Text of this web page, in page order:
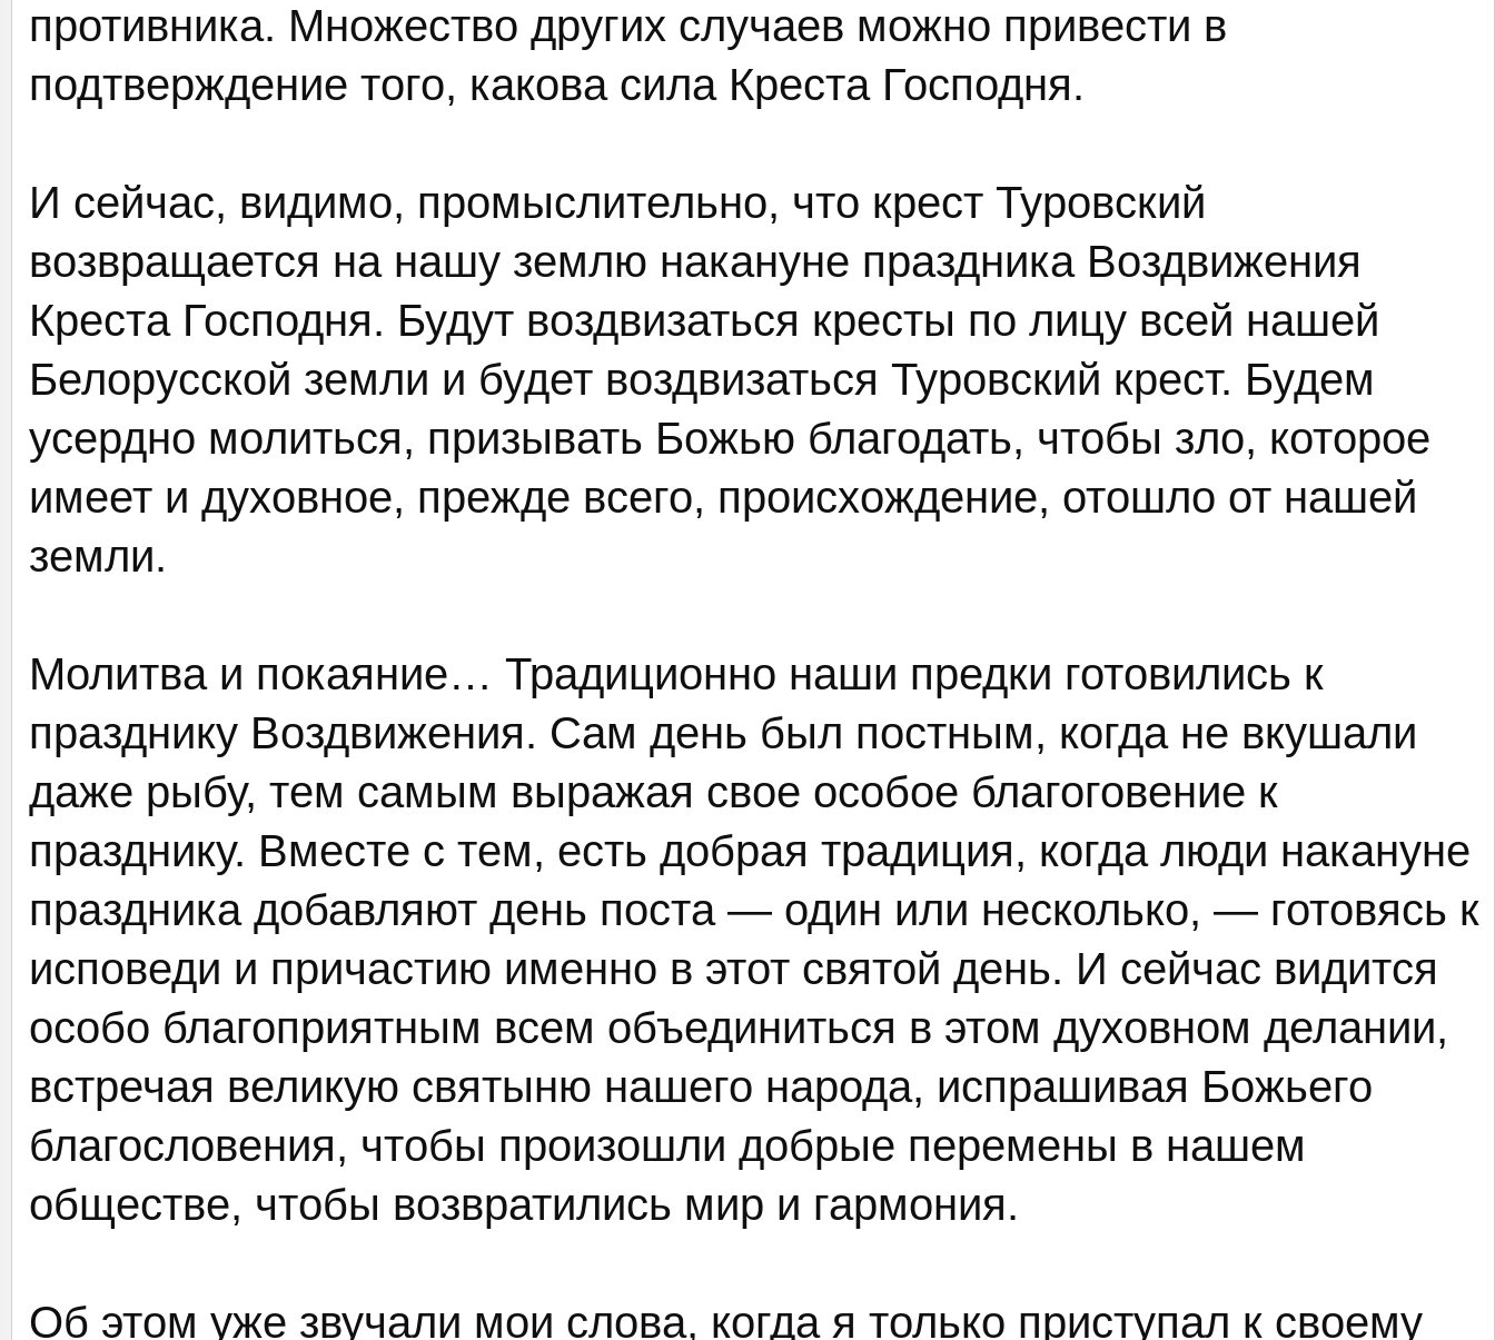
противника. Множество других случаев можно привести в
подтверждение того, какова сила Креста Господня.
И сейчас, видимо, промыслительно, что крест Туровский
возвращается на нашу землю накануне праздника Воздвижения
Креста Господня. Будут воздвизаться кресты по лицу всей нашей
Белорусской земли и будет воздвизаться Туровский крест. Будем
усердно молиться, призывать Божью благодать, чтобы зло, которое
имеет и духовное, прежде всего, происхождение, отошло от нашей
земли.
Молитва и покаяние… Традиционно наши предки готовились к
празднику Воздвижения. Сам день был постным, когда не вкушали
даже рыбу, тем самым выражая свое особое благоговение к
празднику. Вместе с тем, есть добрая традиция, когда люди накануне
праздника добавляют день поста — один или несколько, — готовясь к
исповеди и причастию именно в этот святой день. И сейчас видится
особо благоприятным всем объединиться в этом духовном делании,
встречая великую святыню нашего народа, испрашивая Божьего
благословения, чтобы произошли добрые перемены в нашем
обществе, чтобы возвратились мир и гармония.
Об этом уже звучали мои слова, когда я только приступал к своему